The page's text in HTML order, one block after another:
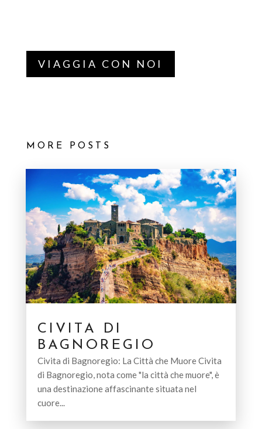
VIAGGIA CON NOI
MORE POSTS
CIVITA DI
BAGNOREGIO
Civita di Bagnoregio: La Città che Muore Civita
di Bagnoregio, nota come "la città che muore", è
una destinazione affascinante situata nel
cuore...